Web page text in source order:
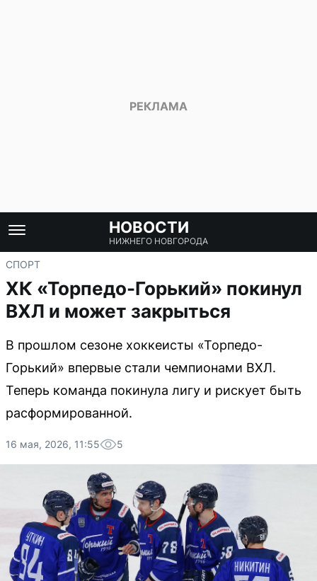
НОВОСТИ
НИЖНЕГО НОВГОРОДА
СПОРТ
ХК «Торпедо-Горький» покинул
ВХЛ и может закрыться
В прошлом сезоне хоккеисты «Торпедо-
Горький» впервые стали чемпионами ВХЛ.
Теперь команда покинула лигу и рискует быть
расформированной.
16 мая, 2026, 11:55 5